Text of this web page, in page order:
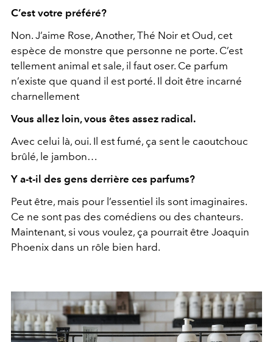
C’est votre préféré?
Non. J’aime Rose, Another, Thé Noir et Oud, cet
espèce de monstre que personne ne porte. C’est
tellement animal et sale, il faut oser. Ce parfum
n’existe que quand il est porté. Il doit être incarné
charnellement
Vous allez loin, vous êtes assez radical.
Avec celui là, oui. Il est fumé, ça sent le caoutchouc
brûlé, le jambon…
Y a-t-il des gens derrière ces parfums?
Peut être, mais pour l’essentiel ils sont imaginaires.
Ce ne sont pas des comédiens ou des chanteurs.
Maintenant, si vous voulez, ça pourrait être Joaquin
Phoenix dans un rôle bien hard.